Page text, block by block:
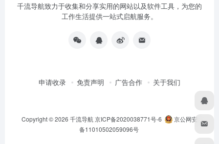
千流导航致力于收集和分享实用的网站以及软件工具，为您的
工作生活提供一站式启航服务。
申请收录 免责声明 广告合作 关于我们
Copyright © 2026 千流导航京ICP备2020038771号-6
京公网安
备11010502059096号